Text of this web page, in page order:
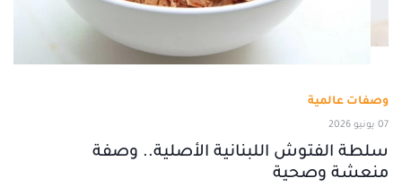
وصفات عالمية
07 يونيو 2026
سلطة الفتوش اللبنانية الأصلية.. وصفة
منعشة وصحية